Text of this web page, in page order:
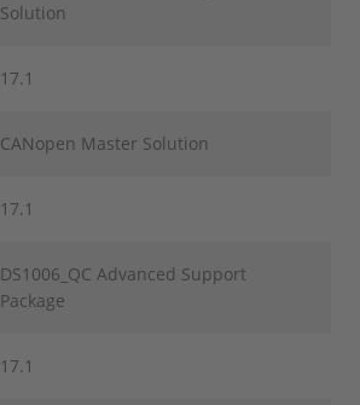
Solution
17.1
CANopen Master Solution
17.1
DS1006_QC Advanced Support
Package
17.1